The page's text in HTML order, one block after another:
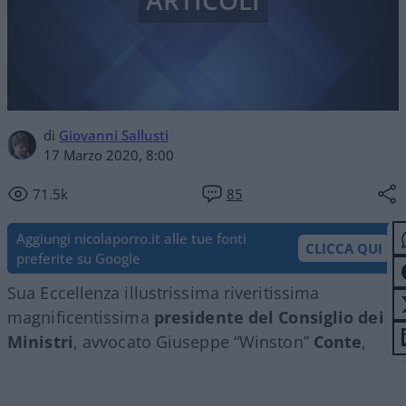
di Giovanni Sallusti
17 Marzo 2020, 8:00
71.5k 85
Aggiungi nicolaporro.it alle tue fonti
preferite su Google
CLICCA QUI
Sua Eccellenza illustrissima riveritissima
magnificentissima presidente del Consiglio dei
Ministri, avvocato Giuseppe “Winston” Conte,